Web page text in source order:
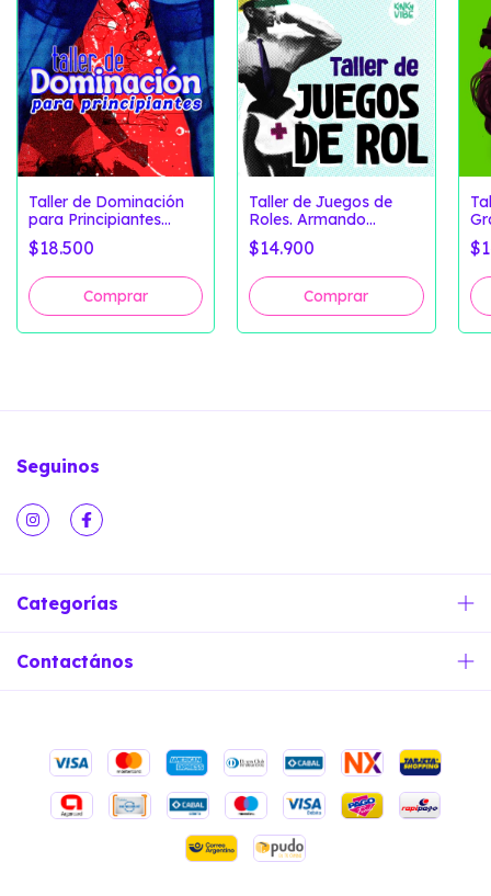
Taller de Dominación
para Principiantes
(Clases Grabadas +
Material Extra)
$18.500
Taller de Juegos de
Roles. Armando
Fantasías (Clase
Grabada)
$14.900
Seguinos
Categorías
Contactános